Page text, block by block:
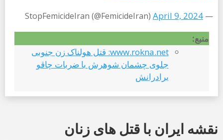
— StopFemicideIran (@FemicideIran)
April 9, 2024
منبع:
www.rokna.net: قتل هولناک زن جنوبی
جلوی چشمان شوهرش با ضربات چاقو
برادرانش
نقشه ایران با قتل های زنان